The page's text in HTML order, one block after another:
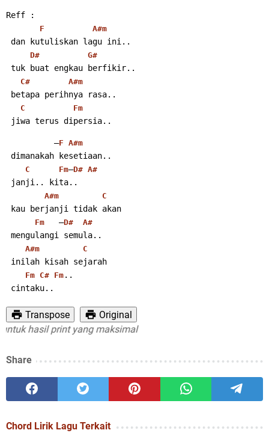
Reff :
F A#m
dan kutuliskan lagu ini..
D# G#
tuk buat engkau berfikir..
C# A#m
betapa perihnya rasa..
C Fm
jiwa terus dipersia..
          –
F A#m
dimanakah kesetiaan..
C Fm–D# A#
janji.. kita..
A#m C
kau berjanji tidak akan
Fm
   –
D# A#
mengulangi semula..
A#m C
inilah kisah sejarah
Fm C# Fm ..
cintaku..
Transpose
Original
hasil print yang maksimal
Share
Chord Lirik Lagu Terkait